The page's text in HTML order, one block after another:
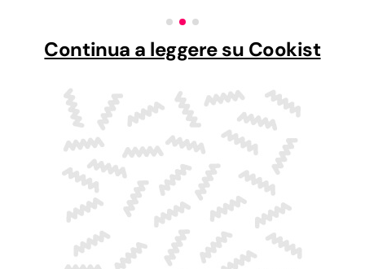
Continua a leggere su Cookist